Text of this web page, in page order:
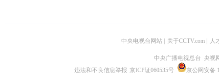
中央电视台网站 关于CCTV.com 人
中央广播电视总台 央视
违法和不良信息举报 京ICP证060535号
京公网安备